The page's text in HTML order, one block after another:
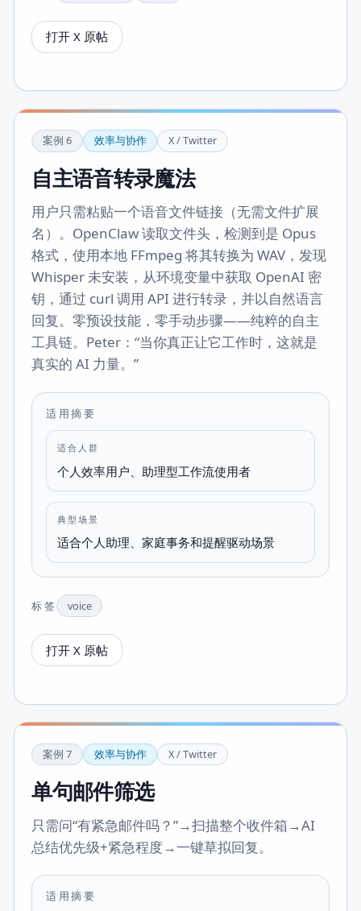
打开 X 原帖
案例 6 效率与协作 X / Twitter
自主语音转录魔法
用户只需粘贴一个语音文件链接（无需文件扩展
名）。OpenClaw 读取文件头，检测到是 Opus
格式，使用本地 FFmpeg 将其转换为 WAV，发现
Whisper 未安装，从环境变量中获取 OpenAI 密
钥，通过 curl 调用 API 进行转录，并以自然语言
回复。零预设技能，零手动步骤——纯粹的自主
工具链。Peter：“当你真正让它工作时，这就是
真实的 AI 力量。”
适用摘要
适合人群
个人效率用户、助理型工作流使用者
典型场景
适合个人助理、家庭事务和提醒驱动场景
标签 voice
打开 X 原帖
案例 7 效率与协作 X / Twitter
单句邮件筛选
只需问“有紧急邮件吗？”→扫描整个收件箱→AI
总结优先级+紧急程度→一键草拟回复。
适用摘要